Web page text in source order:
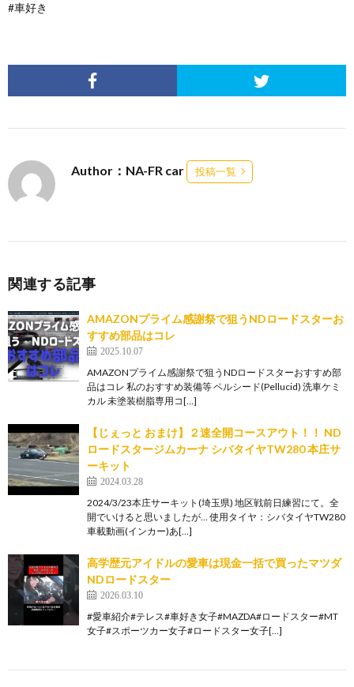
#車好き
Author：NA-FR car 投稿一覧
関連する記事
AMAZONプライム感謝祭で狙うNDロードスターお
すすめ部品はコレ
2025.10.07
AMAZONプライム感謝祭で狙うNDロードスターおすすめ部
品はコレ 私のおすすめ装備等 ペルシード(Pellucid) 洗車ケミ
カル 未塗装樹脂専用コ[…]
【じぇっと おまけ】２速全開コースアウト！！ ND
ロードスタージムカーナ シバタイヤTW280 本庄サ
ーキット
2024.03.28
2024/3/23本庄サーキット(埼玉県) 地区戦前日練習にて。全
開でいけると思いましたが… 使用タイヤ：シバタイヤTW280
車載動画(インカー)あ[…]
高学歴元アイドルの愛車は現金一括で買ったマツダ
NDロードスター
2026.03.10
#愛車紹介#テレス#車好き女子#MAZDA#ロードスター#MT
女子#スポーツカー女子#ロードスター女子[…]